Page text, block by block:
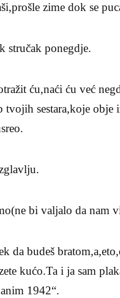
zime dok se
stručak ponegdje.
ću,naći ću već
tvojih sestara,koje
bi valjalo da nam
da budeš
kućo.Ta i ja sam
1942“.